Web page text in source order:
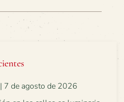
7 de agosto de 2026